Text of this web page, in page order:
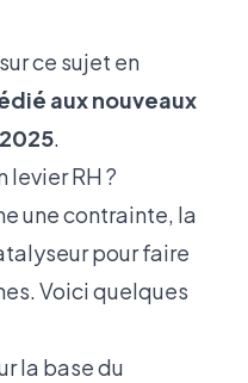
ce sujet en
aux nouveaux
.
levier RH ?
une contrainte, la
pour faire
Voici quelques
la base du